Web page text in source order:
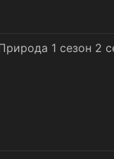
1 сезон 2